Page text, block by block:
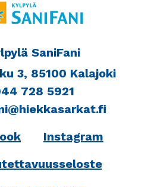
SaniFani
3, 85100 Kalajoki
728 5921
Instagram